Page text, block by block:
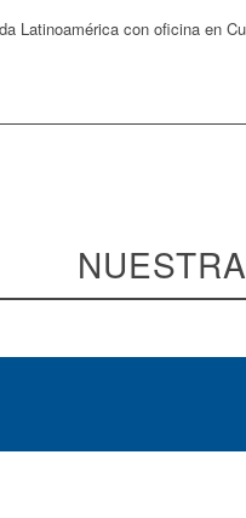
Latinoamérica con oficina en